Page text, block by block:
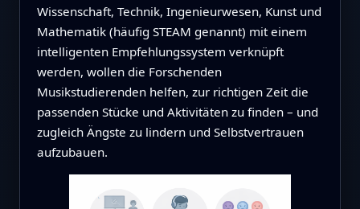
Wissenschaft, Technik, Ingenieurwesen, Kunst und
Mathematik (häufig STEAM genannt) mit einem
intelligenten Empfehlungssystem verknüpft
werden, wollen die Forschenden
Musikstudierenden helfen, zur richtigen Zeit die
passenden Stücke und Aktivitäten zu finden – und
zugleich Ängste zu lindern und Selbstvertrauen
aufzubauen.